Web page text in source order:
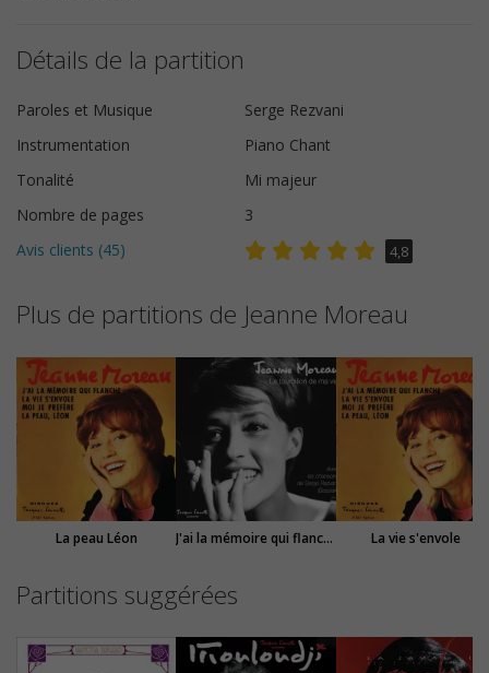
Détails de la partition
Paroles et Musique
Serge Rezvani
Instrumentation
Piano Chant
Tonalité
Mi majeur
Nombre de pages
3
Avis clients (45) 4,8
Plus de partitions de Jeanne Moreau
La peau Léon J'ai la mémoire qui flanche La vie s'envole
Partitions suggérées